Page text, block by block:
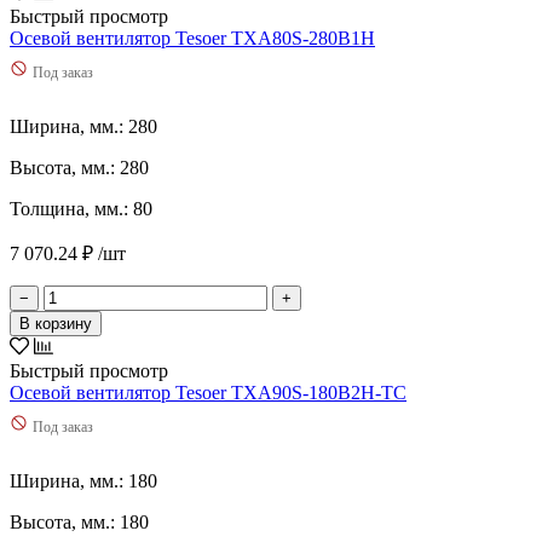
Быстрый просмотр
Осевой вентилятор Tesoer TXA80S-280B1H
Под заказ
Ширина, мм.: 280
Высота, мм.: 280
Толщина, мм.: 80
7 070.24 ₽ /шт
−
+
В корзину
Быстрый просмотр
Осевой вентилятор Tesoer TXA90S-180B2H-TC
Под заказ
Ширина, мм.: 180
Высота, мм.: 180